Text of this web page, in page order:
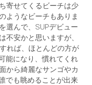
寄せてくるビーチは少
ようなビーチもありま
選んで、SUPデビュー
不安かと思いますが、
れば、ほとんどの方が
能になり、慣れてくれ
から綺麗なサンゴやカ
でも眺めることが出来